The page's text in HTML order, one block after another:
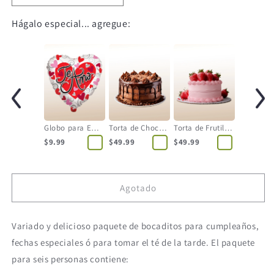
Hágalo especial... agregue:
Globo para Enamorados - Forma de Corazón - Grande
$9.99
Torta de Chocolate
$49.99
Torta de Frutilla - 12 Personas
$49.99
Agotado
Variado y delicioso paquete de bocaditos para cumpleaños,
fechas especiales ó para tomar el té de la tarde. El paquete
para seis personas contiene: